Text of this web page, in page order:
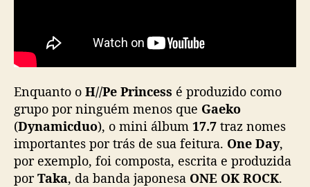
r
u
z
i
d
Enquanto o H//Pe Princess é produzido como
grupo por ninguém menos que Gaeko
(Dynamicduo), o mini álbum 17.7 traz nomes
importantes por trás de sua feitura. One Day,
por exemplo, foi composta, escrita e produzida
porTaka, da banda japonesa ONE OK ROCK.